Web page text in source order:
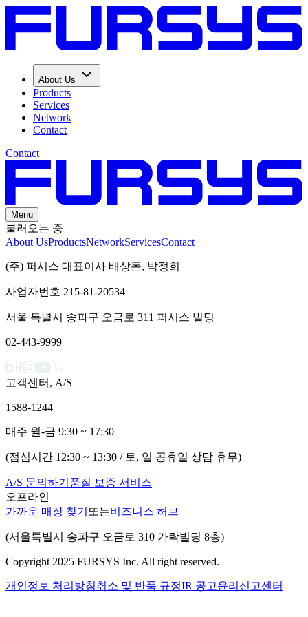
About Us
Products
Services
Network
Contact
Contact
Menu
불러오는 중
About UsProductsNetworkServicesContact
(주) 퍼시스 대표이사 배상돈, 박정희
사업자번호 215-81-20534
서울 특별시 송파구 오금로 311 퍼시스 빌딩
02-443-9999
고객센터, A/S
1588-1244
매주 월-금 9:30 ~ 17:30
(점심시간 12:30 ~ 13:30 / 토, 일 공휴일 상담 휴무)
A/S 문의하기 품질 보증 서비스
오프라인
가까운 매장 찾기 또는비즈니스 허브
(서울특별시 송파구 오금로 310 가락빌딩 8층)
Copyright 2025 FURSYS Inc. All right reserved.
개인정보 처리방침취소 및 반품 규정IR 공고윤리신고센터